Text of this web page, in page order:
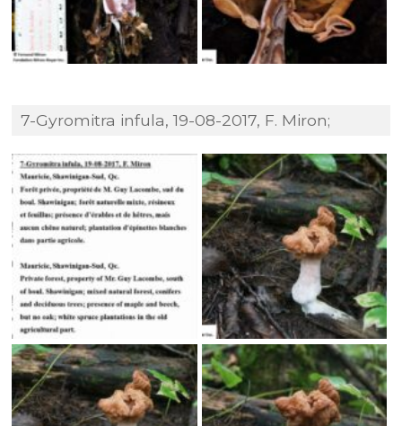
7-Gyromitra infula, 19-08-2017, F. Miron;